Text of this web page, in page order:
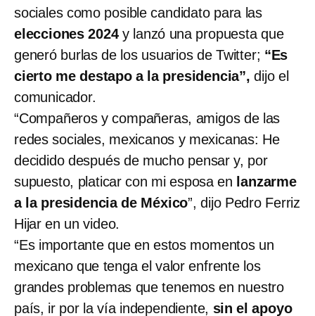
sociales como posible candidato para las
elecciones 2024 y lanzó una propuesta que
generó burlas de los usuarios de Twitter; “Es
cierto me destapo a la presidencia”, dijo el
comunicador.
“Compañeros y compañeras, amigos de las
redes sociales, mexicanos y mexicanas: He
decidido después de mucho pensar y, por
supuesto, platicar con mi esposa en lanzarme
a la presidencia de México”, dijo Pedro Ferriz
Hijar en un video.
“Es importante que en estos momentos un
mexicano que tenga el valor enfrente los
grandes problemas que tenemos en nuestro
país, ir por la vía independiente, sin el apoyo